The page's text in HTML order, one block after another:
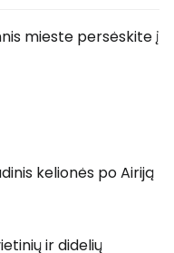
mieste persėskite į
kelionės po Airiją
ir didelių